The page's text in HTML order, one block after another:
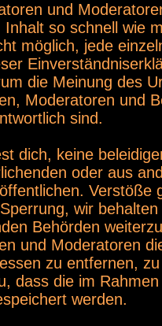
und
Inhalt so schnell wie
möglich, jede
die Meinung des
Moderatoren und
sind.
dich, keine
oder aus
Verstöße
wir
Behörden
und Moderatoren
zu entfernen,
dass die im
werden.